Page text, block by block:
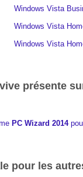
Windows Vista
Windows Vista
Windows Vista
présente
PC Wizard 2014
pour les